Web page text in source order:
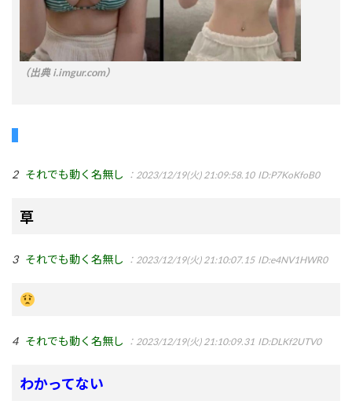
（出典 i.imgur.com）
2 それでも動く名無し ：2023/12/19(火) 21:09:58.10 ID:P7KoKfoB0
草
3 それでも動く名無し ：2023/12/19(火) 21:10:07.15 ID:e4NV1HWR0
4 それでも動く名無し ：2023/12/19(火) 21:10:09.31 ID:DLKf2UTV0
わかってない